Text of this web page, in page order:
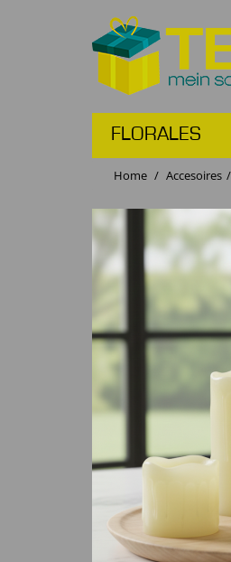
FLORALES
Home Accesoires